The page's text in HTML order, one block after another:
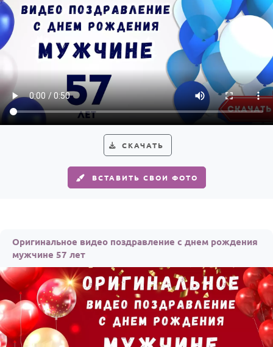
СКАЧАТЬ
ВСТАВИТЬ СВОИ ФОТО
Оригинальное видео поздравление с днем рождения
мужчине 57 лет